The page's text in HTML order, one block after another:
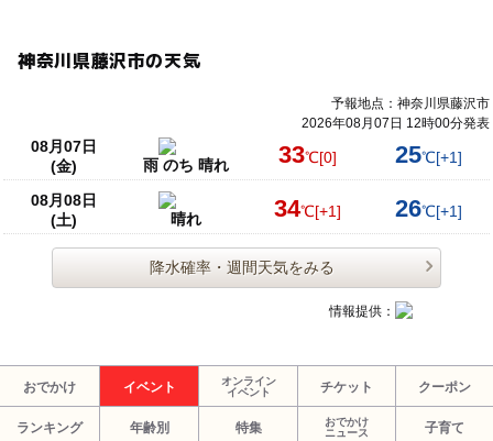
神奈川県藤沢市の天気
予報地点：神奈川県藤沢市
2026年08月07日 12時00分発表
08月07日
(金)
雨 のち 晴れ 33℃[0] 25℃[+1]
08月08日
(土)
晴れ 34℃[+1] 26℃[+1]
降水確率・週間天気をみる
情報提供：
おでかけ イベント
オンライン
イベント
チケット クーポン
ランキング 年齢別 特集
おでかけ
ニュース
子育て